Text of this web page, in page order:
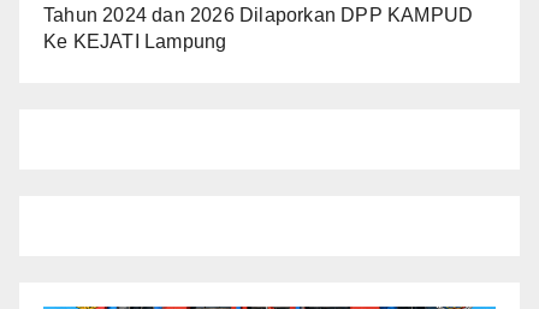
Tahun 2024 dan 2026 Dilaporkan DPP KAMPUD
Ke KEJATI Lampung